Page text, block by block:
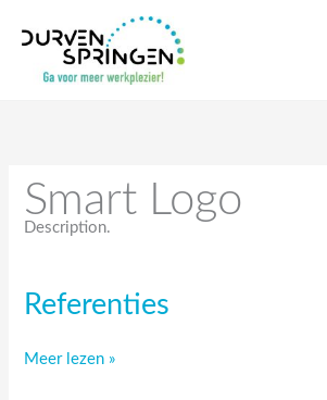
naar
inhoud
Smart Logo
Description.
Referenties
Referenties
Meer lezen »